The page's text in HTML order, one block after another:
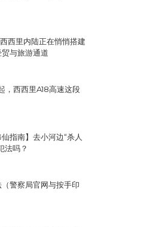
西里内陆正在悄悄搭建
与旅游通道
，西西里A18高速这段
仙指南】去小河边“杀人
法吗？
警察局官网与按手印